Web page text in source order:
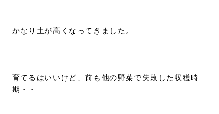
かなり土が高くなってきました。
育てるはいいけど、前も他の野菜で失敗した収穫時
期・・